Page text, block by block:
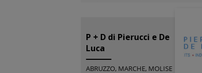
P + D di Pierucci e De
Luca
ABRUZZO, MARCHE, MOLISE